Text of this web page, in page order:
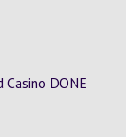
DONE